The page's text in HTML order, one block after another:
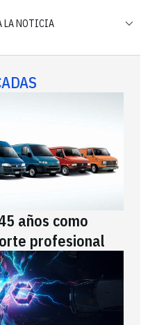
LA NOTICIA
años como
profesional